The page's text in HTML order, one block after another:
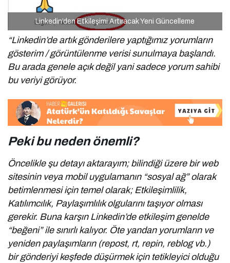
Linkedin’den Etkileşimi Artıracak Yeni Güncelleme
“Linkedin’de artık gönderilere yaptığımız yorumların
gösterim / görüntülenme verisi sunulmaya başlandı.
Bu arada genele açık değil yani sadece yorum sahibi
bu veriyi görüyor.
Peki bu neden önemli?
Öncelikle şu detayı aktarayım; bilindiği üzere bir web
sitesinin veya mobil uygulamanın “sosyal ağ” olarak
betimlenmesi için temel olarak; Etkileşimlilik,
Katılımcılık, Paylaşımlılık olgularını taşıyor olması
gerekir. Buna karşın Linkedin’de etkileşim genelde
“beğeni” ile sınırlı kalıyor. Öte yandan yorumların ve
yeniden paylaşımların (repost, rt, repin, reblog vb.)
bir gönderiyi keşfede düşürmek için tetikleyici olduğu